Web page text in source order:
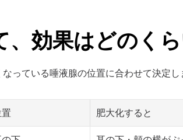
、効果はどのく
っている唾液腺の位置に合わせて決定し
肥大化すると